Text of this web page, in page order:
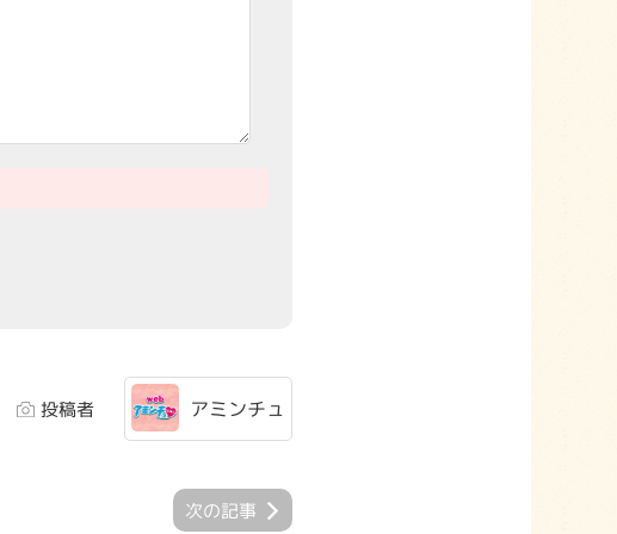
投稿者 アミンチュ
次の記事